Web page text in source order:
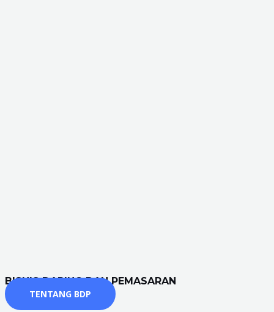
BISNIS DARING DAN PEMASARAN
TENTANG BDP